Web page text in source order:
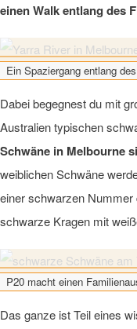
einen Walk entlang des
Ein Spaziergang entlang
Dabei begegnest du mit
Australien typischen
Schwäne in Melbourne
weiblichen Schwäne
einer schwarzen
schwarze Kragen mit
P20 macht einen
Das ganze ist Teil eines